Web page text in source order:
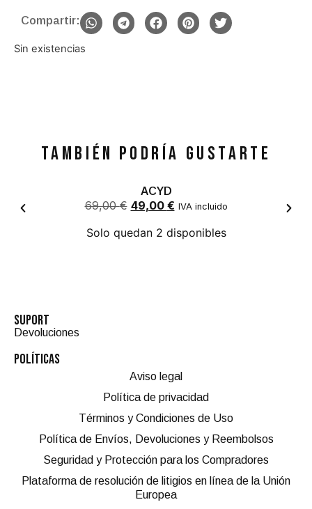
Compartir:
Sin existencias
TAMBIÉN PODRÍA GUSTARTE
ACYD
69,00€ 49,00 € IVA incluido
Solo quedan 2 disponibles
SUPORT
Devoluciones
POLÍTICAS
Aviso legal
Política de privacidad
Términos y Condiciones de Uso
Política de Envíos, Devoluciones y Reembolsos
Seguridad y Protección para los Compradores
Plataforma de resolución de litigios en línea de la Unión
Europea